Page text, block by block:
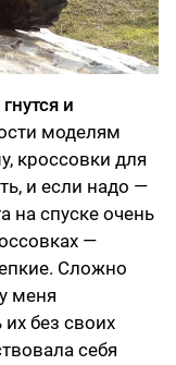
и
моделям
кроссовки для
и если надо —
на спуске очень
—
Сложно
меня
без своих
себя